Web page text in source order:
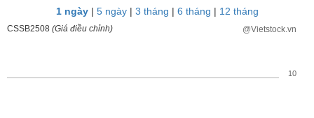
giao
sánh
1 ngày| 5 ngày| 3 tháng | 6 tháng | 12 tháng
CSSB2508 (Giá điều chỉnh) @Vietstock.vn
10